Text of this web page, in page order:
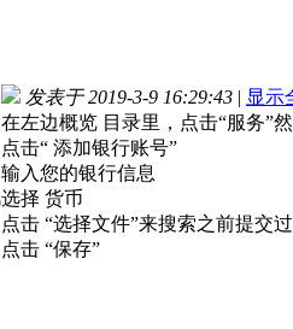
发表于 2019-3-9 16:29:43 | 显示
在左边概览 目录里，点击“服务”
点击“ 添加银行账号”
输入您的银行信息
选择 货币
点击 “选择文件”来搜索之前提交
点击 “保存”